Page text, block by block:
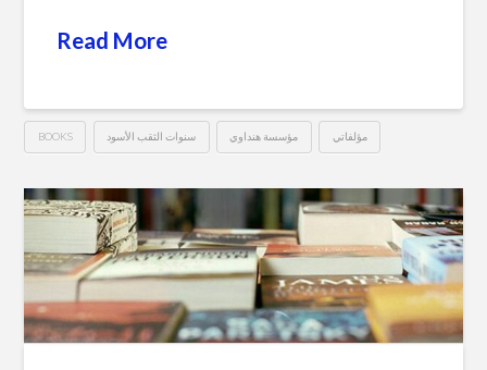
Read More
BOOKS سنوات الثقب الأسود مؤسسة هنداوي مؤلفاتي
الثقب
الأسود04.28.2020